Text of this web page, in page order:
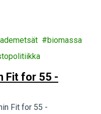
biomassa
Fit for 55 -
Fit for 55 -